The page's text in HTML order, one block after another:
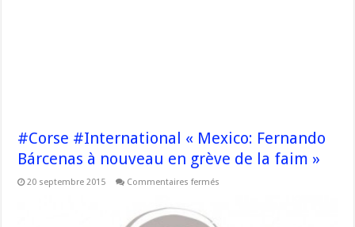
#Corse #International « Mexico: Fernando
Bárcenas à nouveau en grève de la faim »
20 septembre 2015 Commentaires fermés